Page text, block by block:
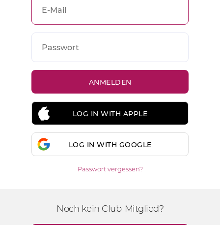
LOG IN WITH APPLE
LOG IN WITH GOOGLE
Passwort vergessen?
Noch kein Club-Mitglied?